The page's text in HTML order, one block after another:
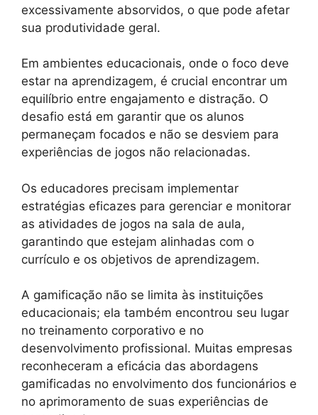
excessivamente absorvidos, o que pode afetar
sua produtividade geral.
Em ambientes educacionais, onde o foco deve
estar na aprendizagem, é crucial encontrar um
equilíbrio entre engajamento e distração. O
desafio está em garantir que os alunos
permaneçam focados e não se desviem para
experiências de jogos não relacionadas.
Os educadores precisam implementar
estratégias eficazes para gerenciar e monitorar
as atividades de jogos na sala de aula,
garantindo que estejam alinhadas com o
currículo e os objetivos de aprendizagem.
A gamificação não se limita às instituições
educacionais; ela também encontrou seu lugar
no treinamento corporativo e no
desenvolvimento profissional. Muitas empresas
reconheceram a eficácia das abordagens
gamificadas no envolvimento dos funcionários e
no aprimoramento de suas experiências de